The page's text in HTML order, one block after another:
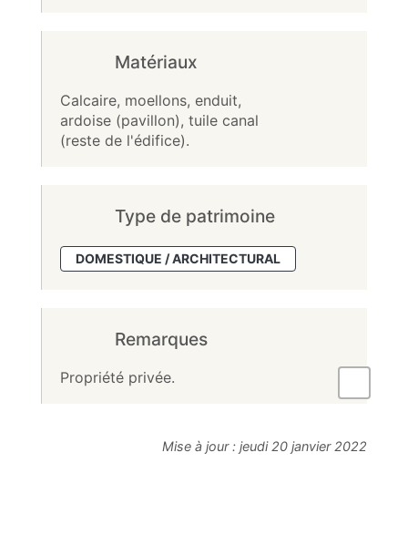
Matériaux
Calcaire, moellons, enduit,
ardoise (pavillon), tuile canal
(reste de l'édifice).
Type de patrimoine
DOMESTIQUE / ARCHITECTURAL
Remarques
Propriété privée.
Mise à jour : jeudi 20 janvier 2022